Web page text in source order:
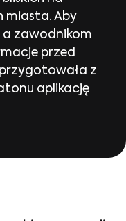
miasta. Aby
a zawodnikom
przed
z
aplikację